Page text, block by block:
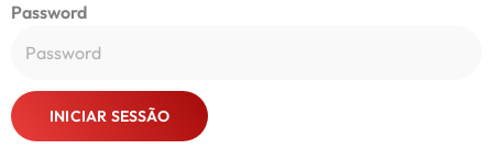
Password
INICIAR SESSÃO